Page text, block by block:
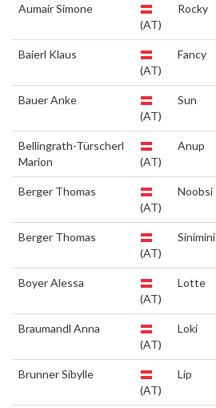
Aumair Simone
(AT)
Rocky
Baierl Klaus
(AT)
Fancy
Bauer Anke
(AT)
Sun
Bellingrath-Türscherl
Marion
(AT)
Anup
Berger Thomas
(AT)
Noobsi
Berger Thomas
(AT)
Sinimini
Boyer Alessa
(AT)
Lotte
Braumandl Anna
(AT)
Loki
Brunner Sibylle
(AT)
Lip